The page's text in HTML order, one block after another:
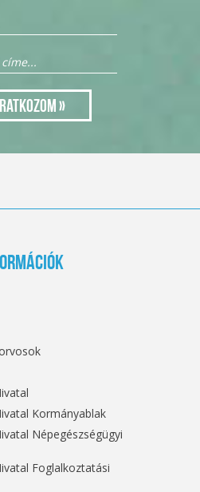
Kormányablak
Népegészségügyi
Foglalkoztatási